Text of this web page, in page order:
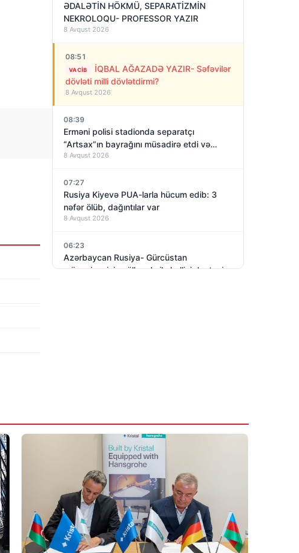
ƏDALƏTİN HÖKMÜ, SEPARATİZMİN
NEKROLOQU- PROFESSOR YAZIR
8 Avqust 2026
08:51
VACIB
İQBAL AĞAZADƏ YAZIR- Səfəvilər
dövləti milli dövlətdirmi?
8 Avqust 2026
08:39
Erməni polisi stadionda separatçı
“Artsax”ın bayrağını müsadirə etdi və…
8 Avqust 2026
07:27
Rusiya Kiyevə PUA-larla hücum edib: 3
nəfər ölüb, dağıntılar var
8 Avqust 2026
06:23
Azərbaycan Rusiya- Gürcüstan
münaqişəsinin sülh yolu ilə həllini dəstəyir